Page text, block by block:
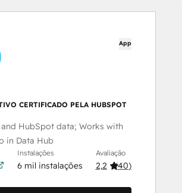
App
CERTIFICADO PELA HUBSPOT
and HubSpot data; Works with
in Data Hub
Instalações
6 mil instalações
Avaliação
2,2 (40)